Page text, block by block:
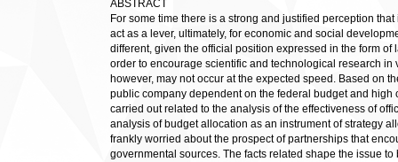
ABSTRACT
For some time there is a strong and justified perception
act as a lever, ultimately, for economic and social
different, given the official position expressed in the form
order to encourage scientific and technological research
however, may not occur at the expected speed. Based on
public company dependent on the federal budget and
carried out related to the analysis of the effectiveness of
analysis of budget allocation as an instrument of strategy
frankly worried about the prospect of partnerships that
governmental sources. The facts related shape the issue